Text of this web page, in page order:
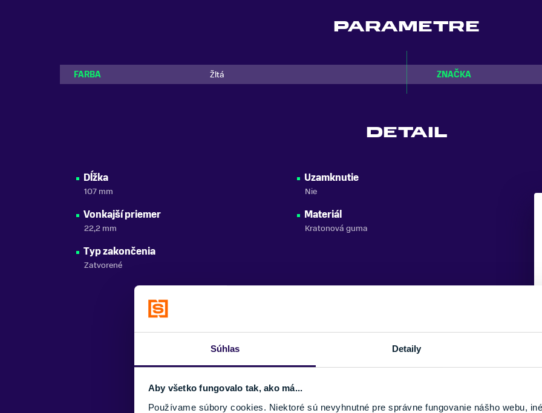
Súhlas Detaily
Aby všetko fungovalo tak, ako má...
Používame súbory cookies. Niektoré sú nevyhnutné pre správne fungovanie nášho webu,
PARAMETRE
FARBA Žltá ZNAČKA
DETAIL
Dĺžka
107 mm
Vonkajší priemer
22,2 mm
Typ zakončenia
Zatvorené
Uzamknutie
Nie
Materiál
Kratonová guma